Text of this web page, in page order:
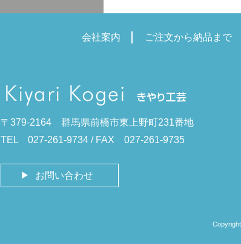
会社案内 ご注文から納品まで
〒379-2164 群馬県前橋市東上野町231番地
TEL 027-261-9734 / FAX 027-261-9735
お問い合わせ